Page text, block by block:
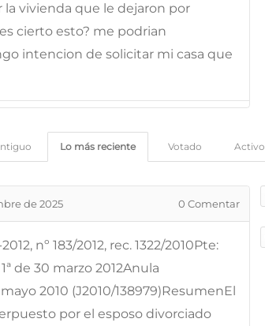
la vivienda que le dejaron por
cierto esto? me podrian
intencion de solicitar mi casa que
Activo
Votado
Lo más reciente
de 2025 0 Comentar
nº 183/2012, rec. 1322/2010Pte:
de 30 marzo 2012Anula
2010 (J2010/138979)ResumenEl
por el esposo divorciado